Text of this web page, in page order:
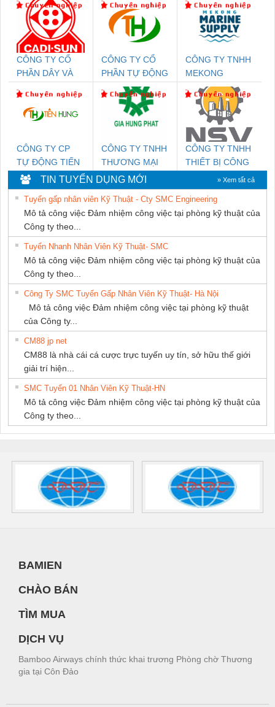
CÔNG TY CỔ
PHẦN DÂY VÀ
THƯỢNG ĐÌNH
CÔNG TY CỔ
PHẦN TỰ ĐỘNG
TIẾN HƯNG
CÔNG TY TNHH
MEKONG
MARINE
SUPPLY
CÔNG TY CP
TỰ ĐỘNG TIẾN
HƯNG
CÔNG TY TNHH
THƯƠNG MẠI
DỊCH VỤ KỸ
THUẬT ĐIỆN CƠ
GIA HƯNG
PHÁT
CÔNG TY TNHH
THIẾT BỊ CÔNG
NGHIỆP NIHON
SETSUBI VIỆT
NAM
TIN TUYỂN DỤNG MỚI » Xem tất cả
Tuyển gấp nhân viên Kỹ Thuật - Cty SMC Engineering
Mô tả công việc Đảm nhiệm công việc tại phòng kỹ thuật của
Công ty theo...
Tuyển Nhanh Nhân Viên Kỹ Thuật- SMC
Mô tả công việc Đảm nhiệm công việc tại phòng kỹ thuật của
Công ty theo...
Công Ty SMC Tuyển Gấp Nhân Viên Kỹ Thuật- Hà Nội
Mô tả công việc Đảm nhiệm công việc tại phòng kỹ thuật
của Công ty...
CM88 jp net
CM88 là nhà cái cá cược trực tuyến uy tín, sở hữu thế giới
giải trí hiện...
SMC Tuyển 01 Nhân Viên Kỹ Thuật-HN
Mô tả công việc Đảm nhiệm công việc tại phòng kỹ thuật của
Công ty theo...
BAMIEN
CHÀO BÁN
TÌM MUA
DỊCH VỤ
Bamboo Airways chính thức khai trương Phòng chờ Thương
gia tại Côn Đảo